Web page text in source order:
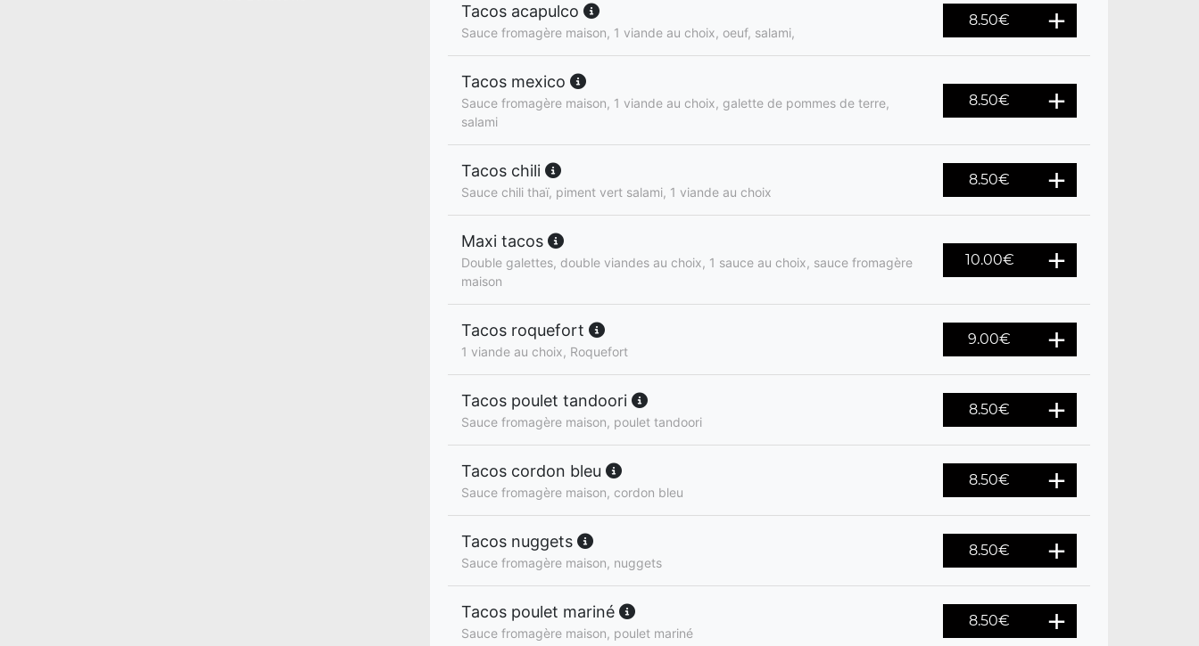
Tacos acapulco
Sauce fromagère maison, 1 viande au choix, oeuf, salami,
8.50€
Tacos mexico
Sauce fromagère maison, 1 viande au choix, galette de pommes de terre,
salami
8.50€
Tacos chili
Sauce chili thaï, piment vert salami, 1 viande au choix
8.50€
Maxi tacos
Double galettes, double viandes au choix, 1 sauce au choix, sauce fromagère
maison
10.00€
Tacos roquefort
1 viande au choix, Roquefort
9.00€
Tacos poulet tandoori
Sauce fromagère maison, poulet tandoori
8.50€
Tacos cordon bleu
Sauce fromagère maison, cordon bleu
8.50€
Tacos nuggets
Sauce fromagère maison, nuggets
8.50€
Tacos poulet mariné
Sauce fromagère maison, poulet mariné
8.50€